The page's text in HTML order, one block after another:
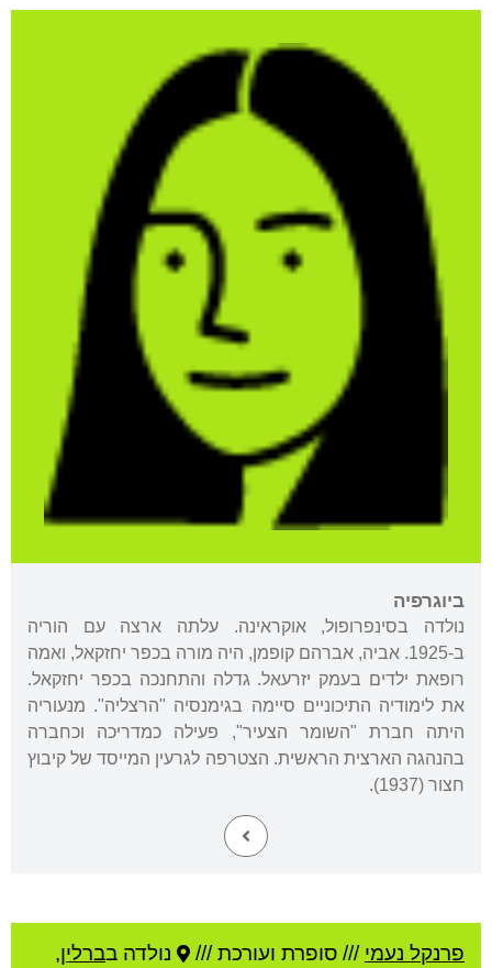
ביוגרפיה
נולדה בסינפרופול, אוקראינה. עלתה ארצה עם הוריה
ב-1925. אביה, אברהם קופמן, היה מורה בכפר יחזקאל, ואמה
רופאת ילדים בעמק יזרעאל. גדלה והתחנכה בכפר יחזקאל.
את לימודיה התיכוניים סיימה בגימנסיה "הרצליה". מנעוריה
היתה חברת "השומר הצעיר", פעילה כמדריכה וכחברה
בהנהגה הארצית הראשית. הצטרפה לגרעין המייסד של קיבוץ
חצור (1937).
פרנקל נעמי /// סופרת ועורכת /// נולדה בברלין,